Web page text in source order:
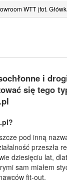
WTT (fot.
i
się tego
pod inną
przeszła
dziesięciu lat,
sam miałem
fit-out.